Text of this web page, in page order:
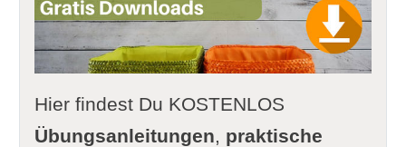
Hier findest Du KOSTENLOS
Übungsanleitungen, praktische